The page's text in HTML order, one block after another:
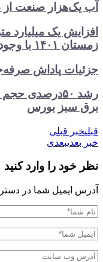
صنعت از طریق
یک میلیارد
شدید دما
پاداش صرفه‌جویی
رشد ۵۰درصدی حجم
بورس
قبلی
بعدی
را وارد کنید
شما در دسترس